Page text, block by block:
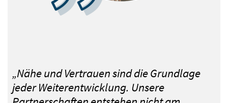
„Nähe und Vertrauen sind die Grundlage
jeder Weiterentwicklung. Unsere